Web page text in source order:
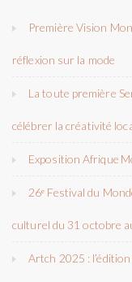
Première Vision
réflexion sur la mode
La toute première
célébrer la créativité
Exposition Afrique
26ᵉ Festival du
culturel du 31 octobre
Artch 2025 :